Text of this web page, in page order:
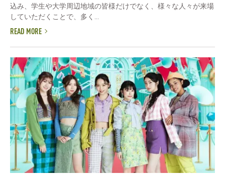
込み、学生や大学周辺地域の皆様だけでなく、様々な人々が来場
していただくことで、多く...
READ MORE